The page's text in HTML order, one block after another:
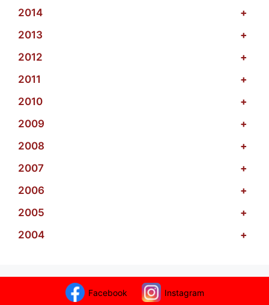
2014
+
2013
+
2012
+
2011
+
2010
+
2009
+
2008
+
2007
+
2006
+
2005
+
2004
+
Facebook Instagram